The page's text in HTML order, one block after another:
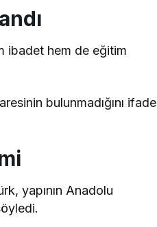
ibadet hem de eğitim
bulunmadığını ifade
yapının Anadolu